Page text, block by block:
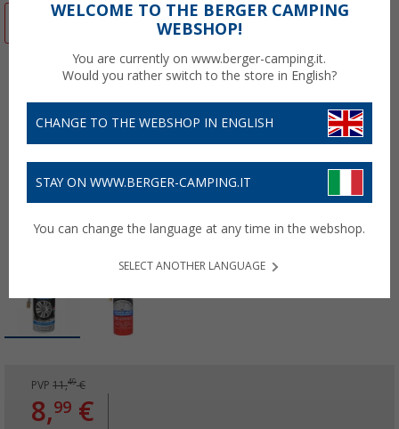
PVP 11,49€
8,99 €
WELCOME TO THE BERGER CAMPING
WEBSHOP!
You are currently on www.berger-camping.it.
Would you rather switch to the store in English?
CHANGE TO THE WEBSHOP IN ENGLISH
STAY ON WWW.BERGER-CAMPING.IT
You can change the language at any time in the webshop.
SELECT ANOTHER LANGUAGE